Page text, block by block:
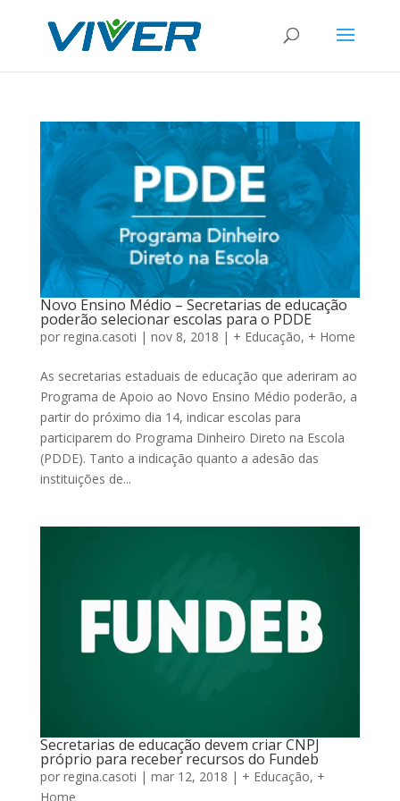
Novo Ensino Médio – Secretarias de educação
poderão selecionar escolas para o PDDE
por regina.casoti | nov 8, 2018 | + Educação, + Home
As secretarias estaduais de educação que aderiram ao
Programa de Apoio ao Novo Ensino Médio poderão, a
partir do próximo dia 14, indicar escolas para
participarem do Programa Dinheiro Direto na Escola
(PDDE). Tanto a indicação quanto a adesão das
instituições de...
Secretarias de educação devem criar CNPJ
próprio para receber recursos do Fundeb
por regina.casoti | mar 12, 2018 | + Educação, +
Home